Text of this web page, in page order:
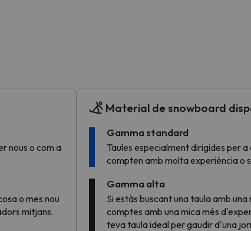
Intenteu modificar la destinació.
trobi la seva brúixola torna.
nous o com a
o mes nou
mitjans.
Material de snowboard
Gamma standard
Taules especialment dirigides per
compten amb molta experiència o
Gamma alta
Si estàs buscant una taula amb
comptes amb una mica més
teva taula ideal per gaudir d'una